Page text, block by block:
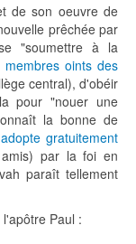
de son oeuvre de
prêchée par
"soumettre à la
oints des
central), d'obéir
pour "nouer une
la bonne de
gratuitement
par la foi en
paraît tellement
Paul :